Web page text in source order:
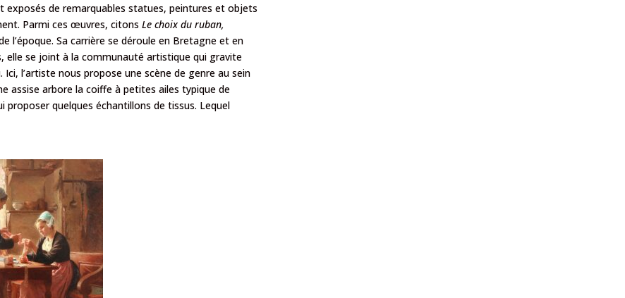
de remarquables statues, peintures et objets
Parmi ces œuvres, citonsLe choix du ruban,
l’époque. Sa carrière se déroule en Bretagne et en
elle se joint à la communauté artistique qui gravite
l’artiste nous propose une scène de genre au sein
assise arbore la coiffe à petites ailes typique de
proposer quelques échantillons de tissus. Lequel